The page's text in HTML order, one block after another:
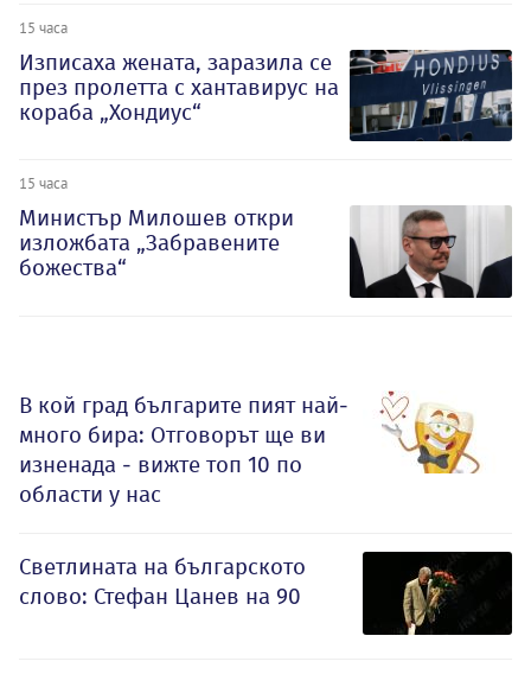
15 часа
Изписаха жената, заразила се
през пролетта с хантавирус на
кораба „Хондиус“
15 часа
Министър Милошев откри
изложбата „Забравените
божества“
В кой град българите пият най-
много бира: Отговорът ще ви
изненада - вижте топ 10 по
области у нас
Светлината на българското
слово: Стефан Цанев на 90